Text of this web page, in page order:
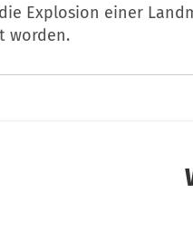
Explosion einer
worden.